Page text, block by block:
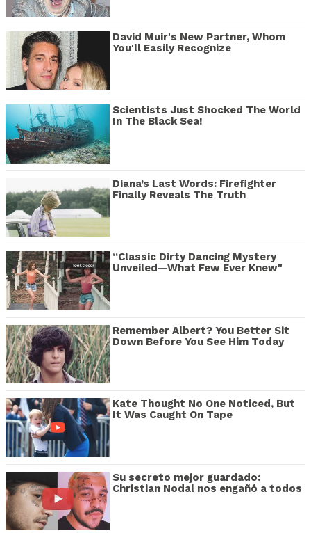
David Muir's New Partner, Whom
You'll Easily Recognize
Scientists Just Shocked The World
In The Black Sea!
Diana’s Last Words: Firefighter
Finally Reveals The Truth
“Classic Dirty Dancing Mystery
Unveiled—What Few Ever Knew"
Remember Albert? You Better Sit
Down Before You See Him Today
Kate Thought No One Noticed, But
It Was Caught On Tape
Su secreto mejor guardado:
Christian Nodal nos engañó a todos